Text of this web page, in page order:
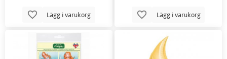
Lägg i varukorg Lägg i varukorg